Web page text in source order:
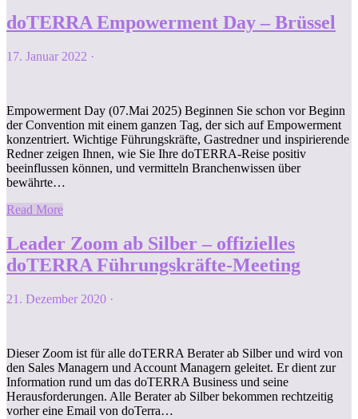
doTERRA Empowerment Day – Brüssel
17. Januar 2022 ·
Empowerment Day (07.Mai 2025) Beginnen Sie schon vor Beginn
der Convention mit einem ganzen Tag, der sich auf Empowerment
konzentriert. Wichtige Führungskräfte, Gastredner und inspirierende
Redner zeigen Ihnen, wie Sie Ihre doTERRA-Reise positiv
beeinflussen können, und vermitteln Branchenwissen über
bewährte…
Read More
Leader Zoom ab Silber – offizielles
doTERRA Führungskräfte-Meeting
21. Dezember 2020 ·
Dieser Zoom ist für alle doTERRA Berater ab Silber und wird von
den Sales Managern und Account Managern geleitet. Er dient zur
Information rund um das doTERRA Business und seine
Herausforderungen. Alle Berater ab Silber bekommen rechtzeitig
vorher eine Email von doTerra…